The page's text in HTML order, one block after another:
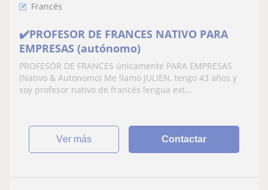
Francés
✔️PROFESOR DE FRANCES NATIVO PARA
EMPRESAS (autónomo)
PROFESOR DE FRANCES únicamente PARA EMPRESAS
(Nativo & Autónomo) Me llamo JULIEN, tengo 43 años y
soy profesor nativo de francés lengua ext...
ver más Contactar